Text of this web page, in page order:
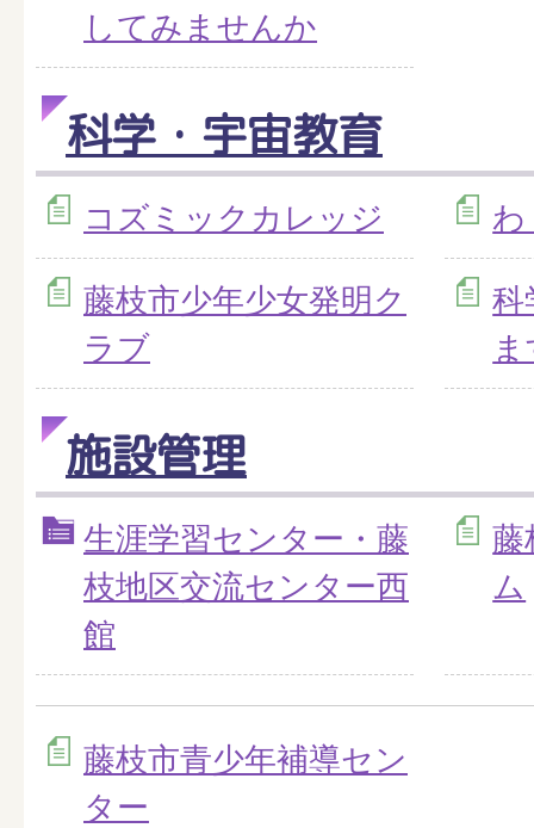
してみませんか
科学・宇宙教育
コズミックカレッジ わ
藤枝市少年少女発明ク
ラブ
科
施設管理
生涯学習センター・藤
枝地区交流センター西
館
藤
ム
藤枝市青少年補導セン
ター